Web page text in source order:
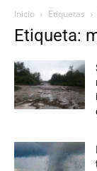
Inicio Etiquetas
Etiqueta: